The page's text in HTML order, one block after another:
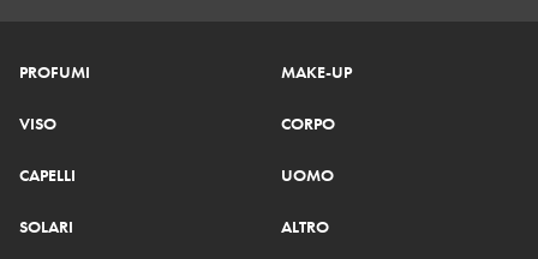
PROFUMI MAKE-UP
VISO CORPO
CAPELLI UOMO
SOLARI ALTRO